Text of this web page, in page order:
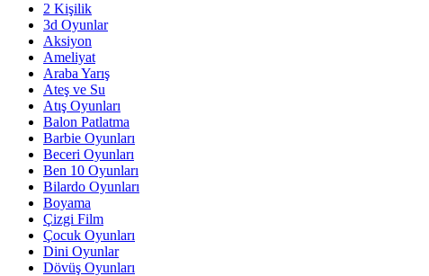
2 Kişilik
3d Oyunlar
Aksiyon
Ameliyat
Araba Yarış
Ateş ve Su
Atış Oyunları
Balon Patlatma
Barbie Oyunları
Beceri Oyunları
Ben 10 Oyunları
Bilardo Oyunları
Boyama
Çizgi Film
Çocuk Oyunları
Dini Oyunlar
Dövüş Oyunları